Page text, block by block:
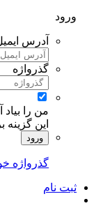
ورود
آدرس
گذرواژه
من را بیاد
این
ورود
گذرواژه
ثبت نام